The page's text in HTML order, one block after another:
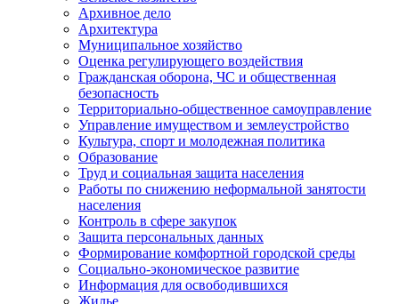
Архивное дело
Архитектура
Муниципальное хозяйство
Оценка регулирующего воздействия
Гражданская оборона, ЧС и общественная
безопасность
Территориально-общественное самоуправление
Управление имуществом и землеустройство
Культура, спорт и молодежная политика
Образование
Труд и социальная защита населения
Работы по снижению неформальной занятости
населения
Контроль в сфере закупок
Защита персональных данных
Формирование комфортной городской среды
Социально-экономическое развитие
Информация для освободившихся